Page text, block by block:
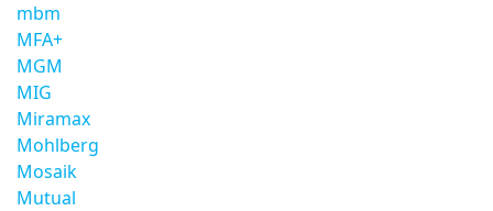
mbm
MFA+
MGM
MIG
Miramax
Mohlberg
Mosaik
Mutual